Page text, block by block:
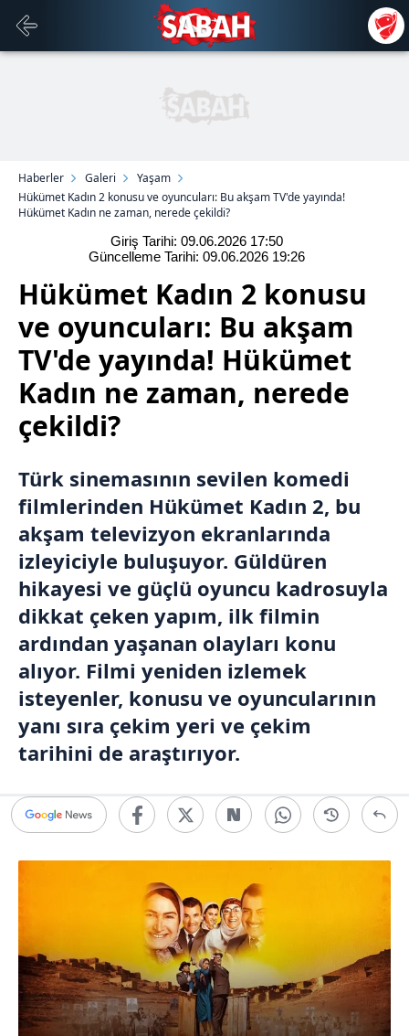
Haberler Galeri
Yaşam
Hükümet Kadın 2 konusu ve oyuncuları: Bu akşam TV'de yayında!
Hükümet Kadın ne zaman, nerede çekildi?
Giriş Tarihi: 09.06.2026 17:50
Güncelleme Tarihi: 09.06.2026 19:26
Hükümet Kadın 2 konusu
ve oyuncuları: Bu akşam
TV'de yayında! Hükümet
Kadın ne zaman, nerede
çekildi?
Türk sinemasının sevilen komedi
filmlerinden Hükümet Kadın 2, bu
akşam televizyon ekranlarında
izleyiciyle buluşuyor. Güldüren
hikayesi ve güçlü oyuncu kadrosuyla
dikkat çeken yapım, ilk filmin
ardından yaşanan olayları konu
alıyor. Filmi yeniden izlemek
isteyenler, konusu ve oyuncularının
yanı sıra çekim yeri ve çekim
tarihini de araştırıyor.